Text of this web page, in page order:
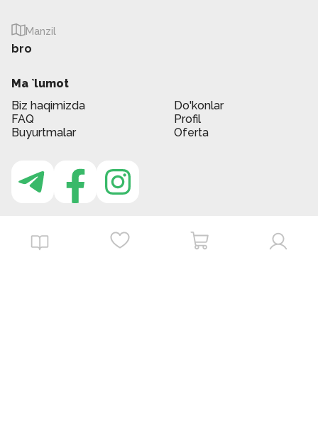
Manzil
bro
Ma `lumot
Biz haqimizda
Do'konlar
FAQ
Profil
Buyurtmalar
Oferta
MBG do'kon ilovasi